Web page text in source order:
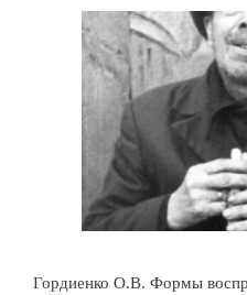
Гордиенко О.В. Формы